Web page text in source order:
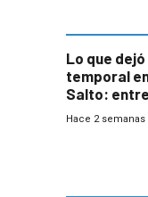
Lo que dejó
temporal
Salto:
impacto
Hace 2 semanas